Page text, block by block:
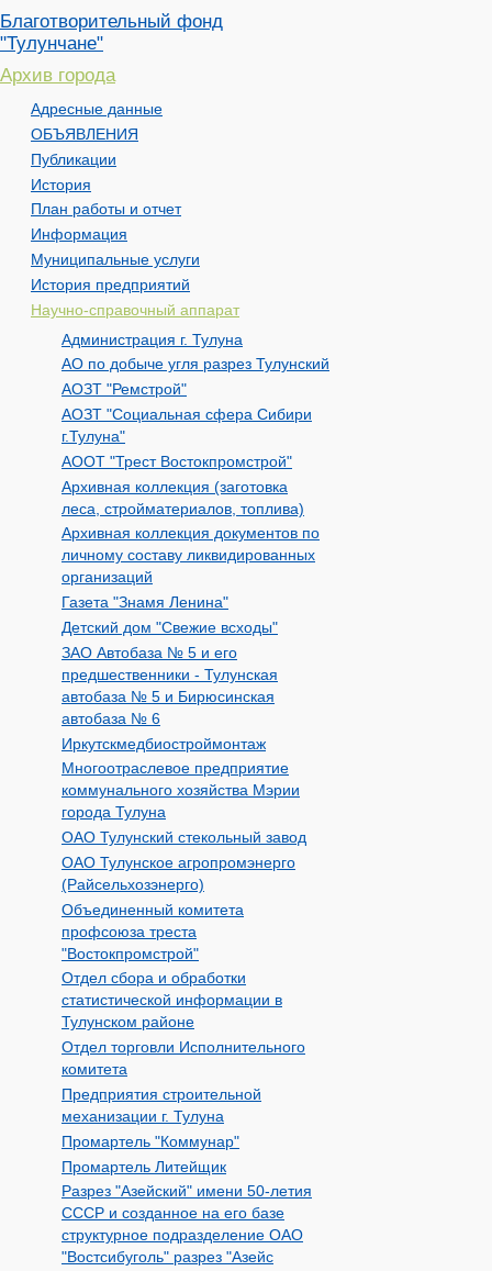
Благотворительный фонд
"Тулунчане"
Архив города
Адресные данные
ОБЪЯВЛЕНИЯ
Публикации
История
План работы и отчет
Информация
Муниципальные услуги
История предприятий
Научно-справочный аппарат
Администрация г. Тулуна
АО по добыче угля разрез Тулунский
АОЗТ "Ремстрой"
АОЗТ "Социальная сфера Сибири
г.Тулуна"
АООТ "Трест Востокпромстрой"
Архивная коллекция (заготовка
леса, стройматериалов, топлива)
Архивная коллекция документов по
личному составу ликвидированных
организаций
Газета "Знамя Ленина"
Детский дом "Свежие всходы"
ЗАО Автобаза № 5 и его
предшественники - Тулунская
автобаза № 5 и Бирюсинская
автобаза № 6
Иркутскмедбиостроймонтаж
Многоотраслевое предприятие
коммунального хозяйства Мэрии
города Тулуна
ОАО Тулунский стекольный завод
ОАО Тулунское агропромэнерго
(Райсельхозэнерго)
Объединенный комитета
профсоюза треста
"Востокпромстрой"
Отдел сбора и обработки
статистической информации в
Тулунском районе
Отдел торговли Исполнительного
комитета
Предприятия строительной
механизации г. Тулуна
Промартель "Коммунар"
Промартель Литейщик
Разрез "Азейский" имени 50-летия
СССР и созданное на его базе
структурное подразделение ОАО
"Востсибуголь" разрез "Азейс